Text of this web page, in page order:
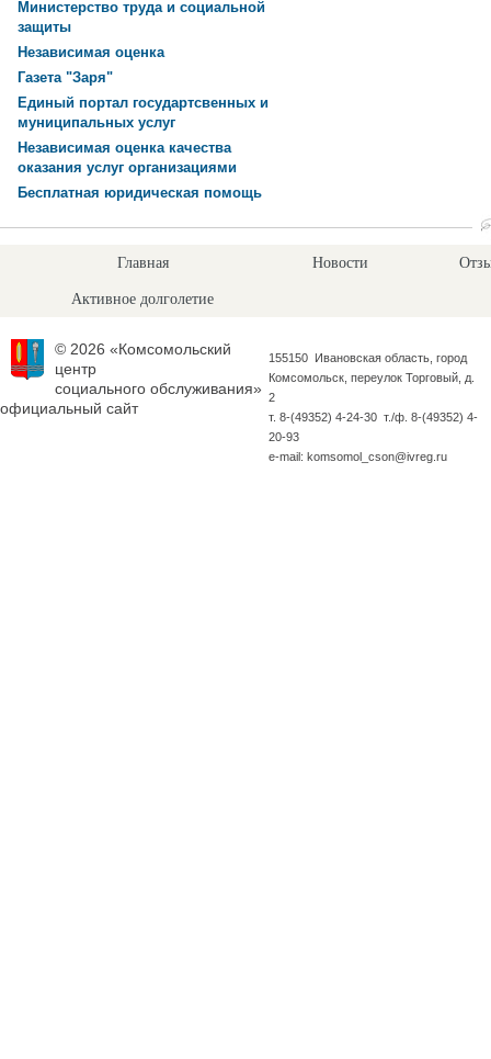
Министерство труда и социальной
защиты
Независимая оценка
Газета "Заря"
Единый портал государтсвенных и
муниципальных услуг
Независимая оценка качества
оказания услуг организациями
Бесплатная юридическая помощь
Главная Новости
Активное долголетие
© 2026 «Комсомольский
центр
социального обслуживания»
официальный сайт
155150 Ивановская область, город
Комсомольск, переулок Торговый, д.
2
т. 8-(49352) 4-24-30 т./ф. 8-(49352) 4-
20-93
e-mail: komsomol_cson@ivreg.ru